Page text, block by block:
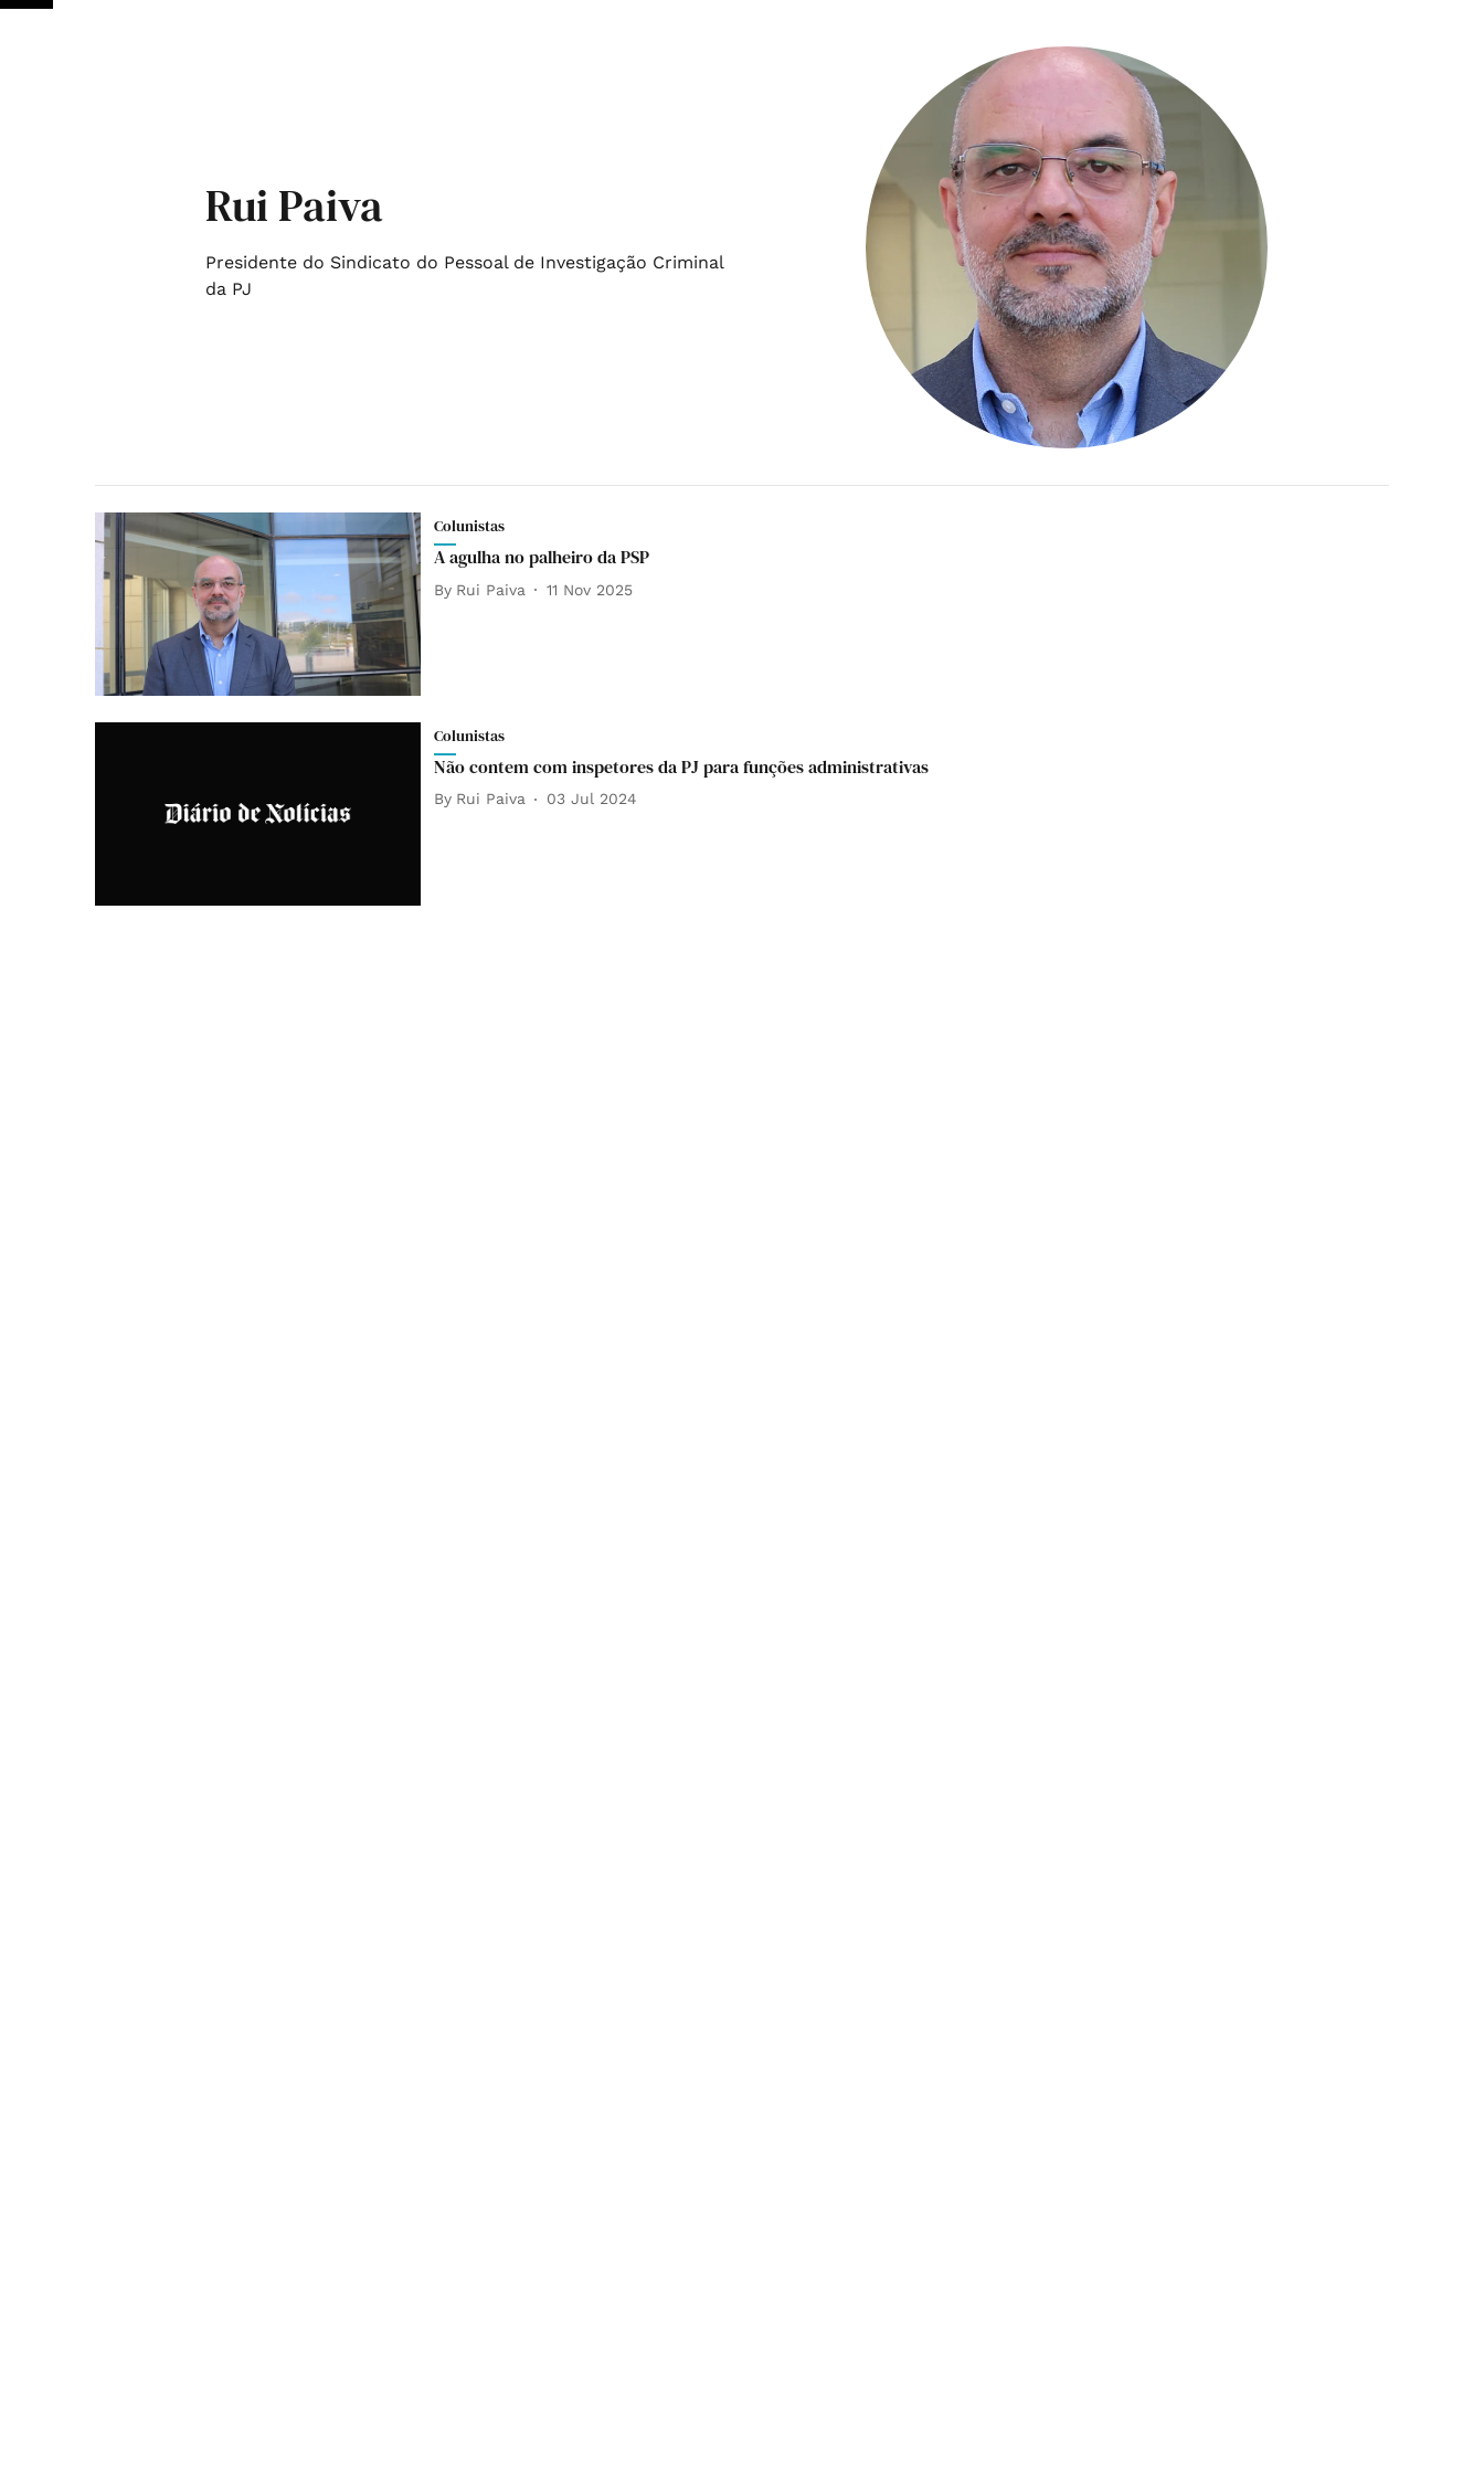
Rui Paiva
Presidente do Sindicato do Pessoal de Investigação Criminal
da PJ
Colunistas
A agulha no palheiro da PSP
By Rui Paiva 11 Nov 2025
Colunistas
Não contem com inspetores da PJ para funções administrativas
By Rui Paiva 03 Jul 2024